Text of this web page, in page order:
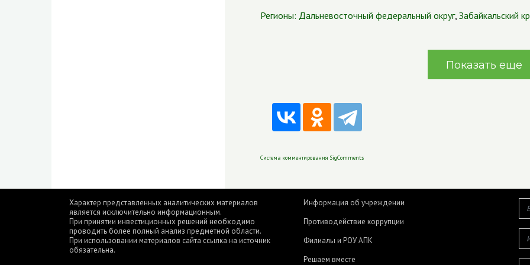
Регионы: Дальневосточный федеральный округ, Забайкальский
Показать еще
Система комментирования SigComments
Характер представленных аналитических материалов
является исключительно информационным.
При принятии инвестиционных решений необходимо
проводить более полный анализ предметной области.
При использовании материалов сайта ссылка на источник
обязательна.
Информация об учреждении
Противодействие коррупции
Филиалы и РОУ АПК
Решаем вместе